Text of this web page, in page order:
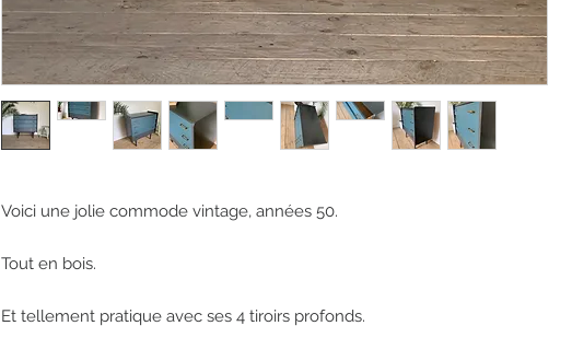
Voici une jolie commode vintage, années 50.
Tout en bois.
Et tellement pratique avec ses 4 tiroirs profonds.